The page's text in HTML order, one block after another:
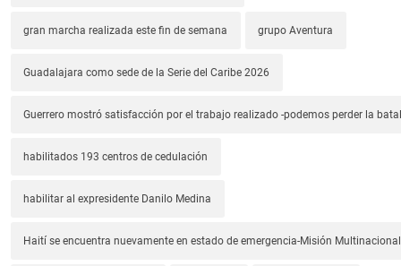
gran marcha realizada este fin de semana grupo Aventura
Guadalajara como sede de la Serie del Caribe 2026
Guerrero mostró satisfacción por el trabajo realizado -podemos perder la
habilitados 193 centros de cedulación
habilitar al expresidente Danilo Medina
Haití se encuentra nuevamente en estado de emergencia-Misión